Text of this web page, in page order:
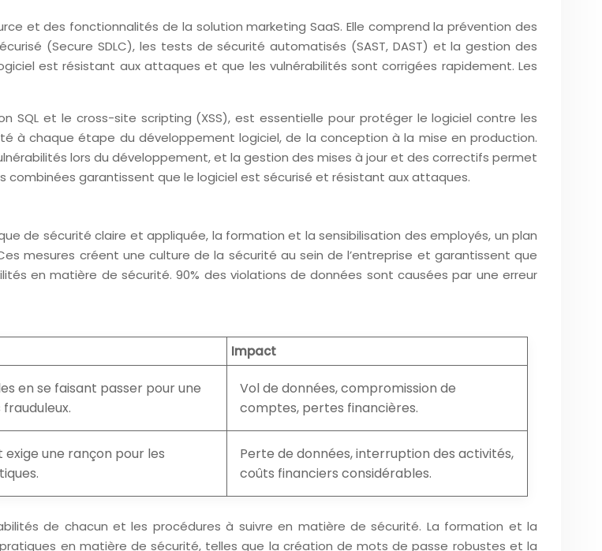
et des fonctionnalités de la solution marketing SaaS. Elle comprend la prévention des
(Secure SDLC), les tests de sécurité automatisés (SAST, DAST) et la gestion des
est résistant aux attaques et que les vulnérabilités sont corrigées rapidement. Les
SQL et le cross-site scripting (XSS), est essentielle pour protéger le logiciel contre les
à chaque étape du développement logiciel, de la conception à la mise en production.
lors du développement, et la gestion des mises à jour et des correctifs permet
garantissent que le logiciel est sécurisé et résistant aux attaques.
de sécurité claire et appliquée, la formation et la sensibilisation des employés, un plan
mesures créent une culture de la sécurité au sein de l’entreprise et garantissent que
en matière de sécurité. 90% des violations de données sont causées par une erreur
Impact
en se faisant passer pour une
Vol de données, compromission de
comptes, pertes financières.
une rançon pour les
Perte de données, interruption des activités,
coûts financiers considérables.
de chacun et les procédures à suivre en matière de sécurité. La formation et la
en matière de sécurité, telles que la création de mots de passe robustes et la